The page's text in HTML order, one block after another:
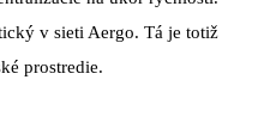
v sieti Aergo. Tá je totiž
prostredie.